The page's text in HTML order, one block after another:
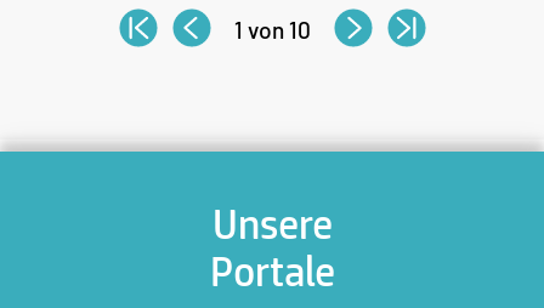
1 von 10
Unsere
Portale